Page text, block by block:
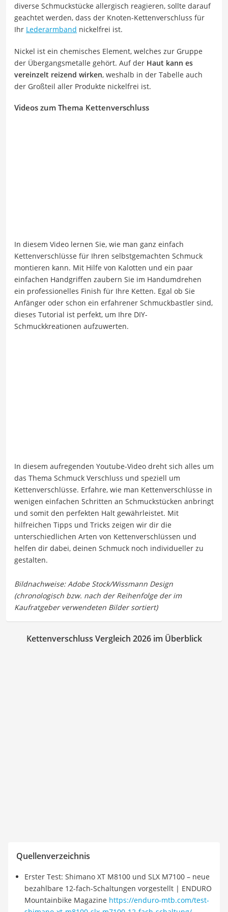
diverse Schmuckstücke allergisch reagieren, sollte darauf
geachtet werden, dass der Knoten-Kettenverschluss für
Ihr Lederarmband nickelfrei ist.
Nickel ist ein chemisches Element, welches zur Gruppe
der Übergangsmetalle gehört. Auf der Haut kann es
vereinzelt reizend wirken, weshalb in der Tabelle auch
der Großteil aller Produkte nickelfrei ist.
Videos zum Thema Kettenverschluss
In diesem Video lernen Sie, wie man ganz einfach
Kettenverschlüsse für Ihren selbstgemachten Schmuck
montieren kann. Mit Hilfe von Kalotten und ein paar
einfachen Handgriffen zaubern Sie im Handumdrehen
ein professionelles Finish für Ihre Ketten. Egal ob Sie
Anfänger oder schon ein erfahrener Schmuckbastler sind,
dieses Tutorial ist perfekt, um Ihre DIY-
Schmuckkreationen aufzuwerten.
In diesem aufregenden Youtube-Video dreht sich alles um
das Thema Schmuck Verschluss und speziell um
Kettenverschlüsse. Erfahre, wie man Kettenverschlüsse in
wenigen einfachen Schritten an Schmuckstücken anbringt
und somit den perfekten Halt gewährleistet. Mit
hilfreichen Tipps und Tricks zeigen wir dir die
unterschiedlichen Arten von Kettenverschlüssen und
helfen dir dabei, deinen Schmuck noch individueller zu
gestalten.
Kettenverschluss Vergleich 2026 im Überblick
Quellenverzeichnis
Erster Test: Shimano XT M8100 und SLX M7100 – neue
bezahlbare 12-fach-Schaltungen vorgestellt | ENDURO
Mountainbike Magazine https://enduro-mtb.com/test-